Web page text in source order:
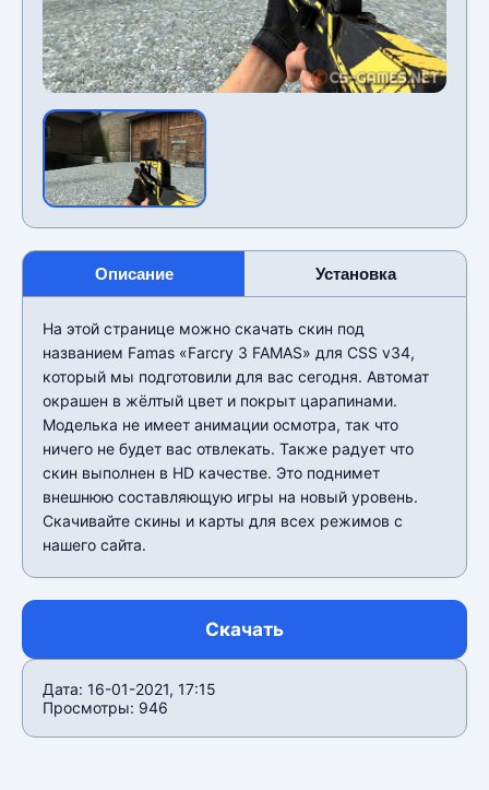
Описание Установка
На этой странице можно скачать скин под
названием Famas «Farcry 3 FAMAS» для CSS v34,
который мы подготовили для вас сегодня. Автомат
окрашен в жëлтый цвет и покрыт царапинами.
Моделька не имеет анимации осмотра, так что
ничего не будет вас отвлекать. Также радует что
скин выполнен в HD качестве. Это поднимет
внешнюю составляющую игры на новый уровень.
Скачивайте скины и карты для всех режимов с
нашего сайта.
Скачать
Дата: 16-01-2021, 17:15
Просмотры: 946